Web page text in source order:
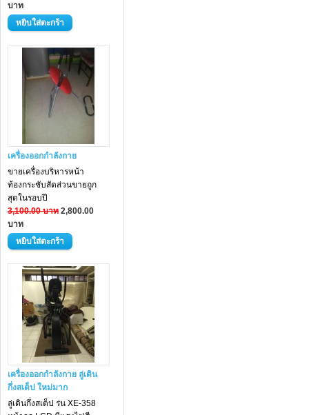
บาท
เครื่องออกกำลังกาย
ขายเครื่องบริหารหน้า
ท้องกระชับสัดส่วนขายถูก
สุดในรอบปี
3,100.00 บาท 2,800.00
บาท
เครื่องออกกำลังกาย ลู่เดิน
กึ่งสเต็ป ใหม่มาก
ลู่เดินกึ่งสเต็ป ร่น XE-358